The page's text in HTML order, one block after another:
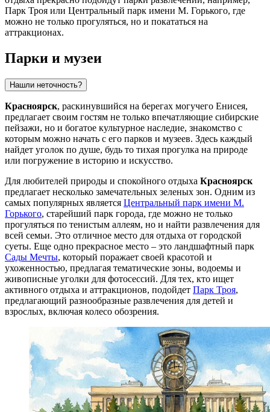
Парк Троя или Центральный парк имени М. Горького, где
можно не только прогуляться, но и покататься на
аттракционах.
Парки и музеи
Нашли неточность?
Красноярск, раскинувшийся на берегах могучего Енисея,
предлагает своим гостям не только впечатляющие сибирские
пейзажи, но и богатое культурное наследие, знакомство с
которым можно начать с его парков и музеев. Здесь каждый
найдет уголок по душе, будь то тихая прогулка на природе
или погружение в историю и искусство.
Для любителей природы и спокойного отдыха Красноярск
предлагает несколько замечательных зеленых зон. Одним из
самых популярных является Центральный парк имени М.
Горького, старейший парк города, где можно не только
прогуляться по тенистым аллеям, но и найти развлечения для
всей семьи. Это отличное место для отдыха от городской
суеты. Еще одно прекрасное место – это ландшафтный парк
Сады Мечты, который поражает своей красотой и
ухоженностью, предлагая тематические зоны, водоемы и
живописные уголки для фотосессий. Для тех, кто ищет
активного отдыха и аттракционов, подойдет Парк Троя,
предлагающий разнообразные развлечения для детей и
взрослых, включая колесо обозрения.